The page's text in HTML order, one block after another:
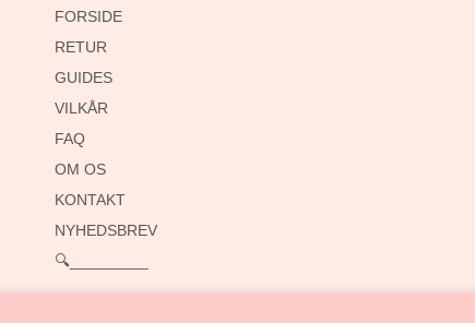
FORSIDE
RETUR
GUIDES
VILKÅR
FAQ
OM OS
KONTAKT
NYHEDSBREV
🔍_________